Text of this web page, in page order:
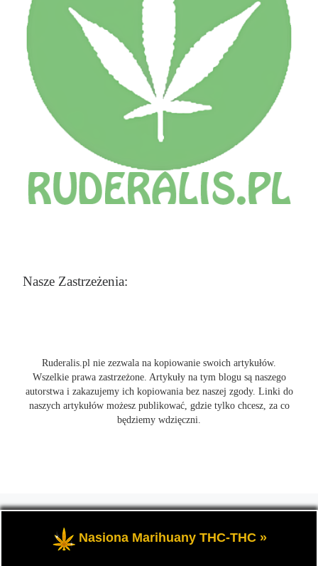
Nasze Zastrzeżenia:
Ruderalis.pl nie zezwala na kopiowanie swoich artykułów.
Wszelkie prawa zastrzeżone. Artykuły na tym blogu są naszego
autorstwa i zakazujemy ich kopiowania bez naszej zgody. Linki do
naszych artykułów możesz publikować, gdzie tylko chcesz, za co
będziemy wdzięczni.
marihuanie THC i konopi CBD, wszystko na temat uprawy
cannabis i nie tylko.
Nasiona Marihuany THC-THC »